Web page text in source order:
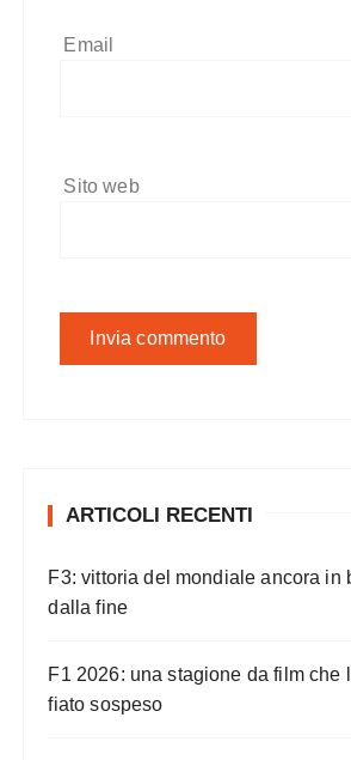
Email
Sito web
ARTICOLI RECENTI
F3: vittoria del mondiale ancora in
dalla fine
F1 2026: una stagione da film che
fiato sospeso